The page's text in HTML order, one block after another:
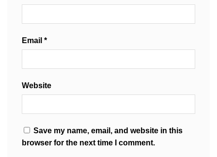
Email *
Website
Save my name, email, and website in this
browser for the next time I comment.